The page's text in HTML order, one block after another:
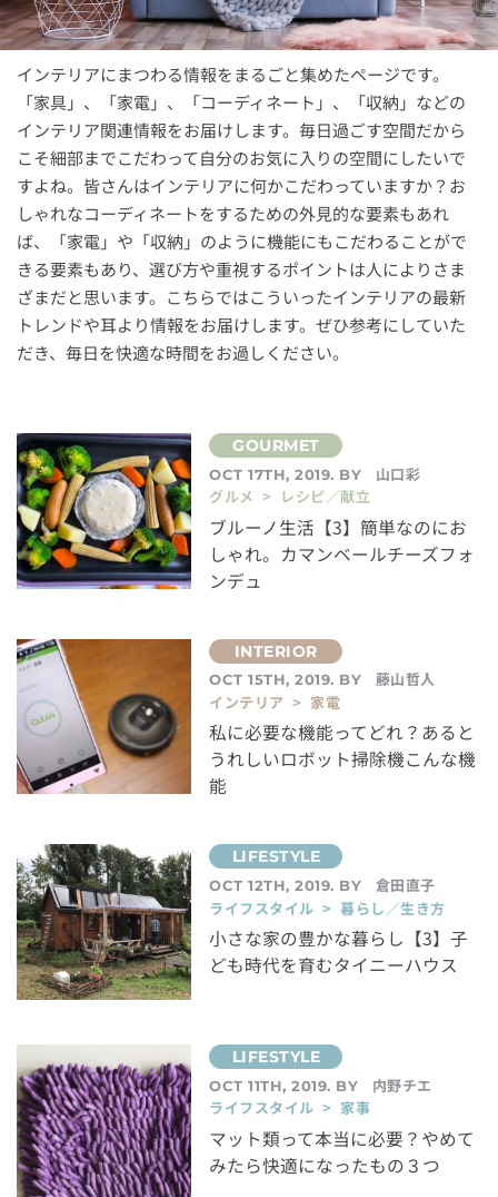
インテリアにまつわる情報をまるごと集めたページです。
「家具」、「家電」、「コーディネート」、「収納」などの
インテリア関連情報をお届けします。毎日過ごす空間だから
こそ細部までこだわって自分のお気に入りの空間にしたいで
すよね。皆さんはインテリアに何かこだわっていますか？お
しゃれなコーディネートをするための外見的な要素もあれ
ば、「家電」や「収納」のように機能にもこだわることがで
きる要素もあり、選び方や重視するポイントは人によりさま
ざまだと思います。こちらではこういったインテリアの最新
トレンドや耳より情報をお届けします。ぜひ参考にしていた
だき、毎日を快適な時間をお過しください。
OCT 17TH, 2019. BY
山口彩
グルメ > レシピ／献立
ブルーノ生活【3】簡単なのにお
しゃれ。カマンベールチーズフォ
ンデュ
OCT 15TH, 2019. BY
藤山哲人
インテリア > 家電
私に必要な機能ってどれ？あると
うれしいロボット掃除機こんな機
能
OCT 12TH, 2019. BY
倉田直子
ライフスタイル > 暮らし／生き方
小さな家の豊かな暮らし【3】子
ども時代を育むタイニーハウス
OCT 11TH, 2019. BY
内野チエ
ライフスタイル > 家事
マット類って本当に必要？やめて
みたら快適になったもの３つ